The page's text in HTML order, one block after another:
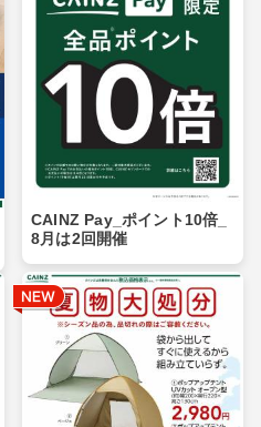
CAINZ Pay_ポイント10倍_
8月は2回開催